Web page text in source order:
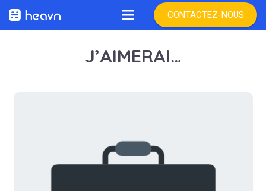
CONTACTEZ-NOUS
J’AIMERAI…